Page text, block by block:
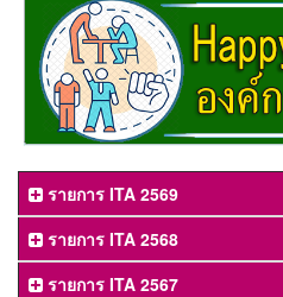
รายการ ITA 2569
รายการ ITA 2568
รายการ ITA 2567